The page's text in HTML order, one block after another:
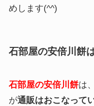
めします(^^)
石部屋の安倍川餅
石部屋の安倍川餅は
が通販はおこなって